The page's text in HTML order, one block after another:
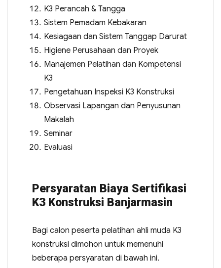
K3 Perancah & Tangga
Sistem Pemadam Kebakaran
Kesiagaan dan Sistem Tanggap Darurat
Higiene Perusahaan dan Proyek
Manajemen Pelatihan dan Kompetensi
K3
Pengetahuan Inspeksi K3 Konstruksi
Observasi Lapangan dan Penyusunan
Makalah
Seminar
Evaluasi
Persyaratan Biaya Sertifikasi
K3 Konstruksi Banjarmasin
Bagi calon peserta pelatihan ahli muda K3
konstruksi dimohon untuk memenuhi
beberapa persyaratan di bawah ini.